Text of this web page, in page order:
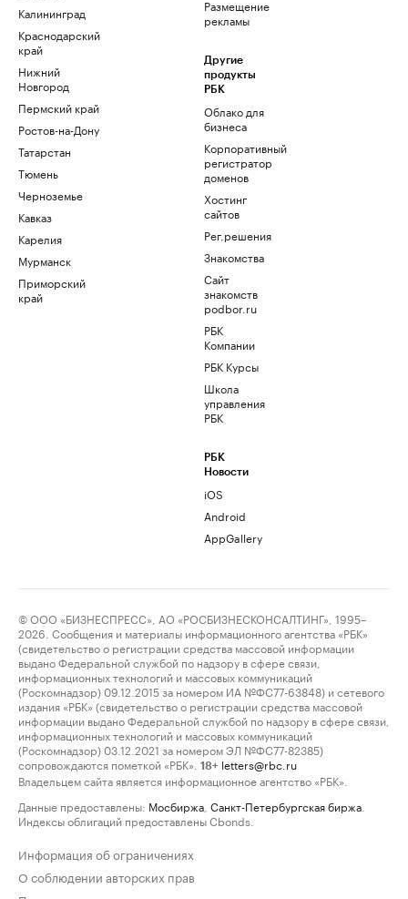
Калининград
Краснодарский
край
Нижний
Новгород
Пермский край
Ростов-на-Дону
Татарстан
Тюмень
Черноземье
Кавказ
Карелия
Мурманск
Приморский
край
Размещение
рекламы
Другие
продукты
РБК
Облако для
бизнеса
Корпоративный
регистратор
доменов
Хостинг
сайтов
Рег.решения
Знакомства
Сайт
знакомств
podbor.ru
РБК
Компании
РБК Курсы
Школа
управления
РБК
РБК
Новости
iOS
Android
AppGallery
© ООО «БИЗНЕСПРЕСС», АО «РОСБИЗНЕСКОНСАЛТИНГ», 1995–
2026. Сообщения и материалы информационного агентства «РБК»
(свидетельство о регистрации средства массовой информации
выдано Федеральной службой по надзору в сфере связи,
информационных технологий и массовых коммуникаций
(Роскомнадзор) 09.12.2015 за номером ИА №ФС77-63848) и сетевого
издания «РБК» (свидетельство о регистрации средства массовой
информации выдано Федеральной службой по надзору в сфере связи,
информационных технологий и массовых коммуникаций
(Роскомнадзор) 03.12.2021 за номером ЭЛ №ФС77-82385)
сопровождаются пометкой «РБК».
18+ letters@rbc.ru
Владельцем сайта является информационное агентство «РБК».
Данные предоставлены: Мосбиржа Санкт-Петербургская биржа
Индексы облигаций предоставлены Cbonds.
Информация об ограничениях
О соблюдении авторских прав